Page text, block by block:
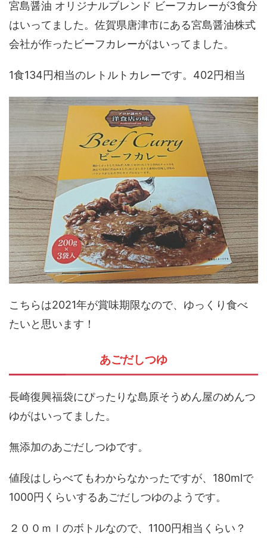
宮島醤油 オリジナルブレンド ビーフカレーが3食分
はいってました。佐賀県唐津市にある宮島醤油株式
会社が作ったビーフカレーがはいってました。
1食134円相当のレトルトカレーです。402円相当
こちらは2021年が賞味期限なので、ゆっくり食べ
たいと思います！
あごだしつゆ
長崎復興福袋にぴったりな島原そうめん屋のめんつ
ゆがはいってました。
無添加のあごだしつゆです。
値段はしらべてもわからなかったですが、180mlで
1000円くらいするあごだしつゆのようです。
２００ｍｌのボトルなので、1100円相当くらい？